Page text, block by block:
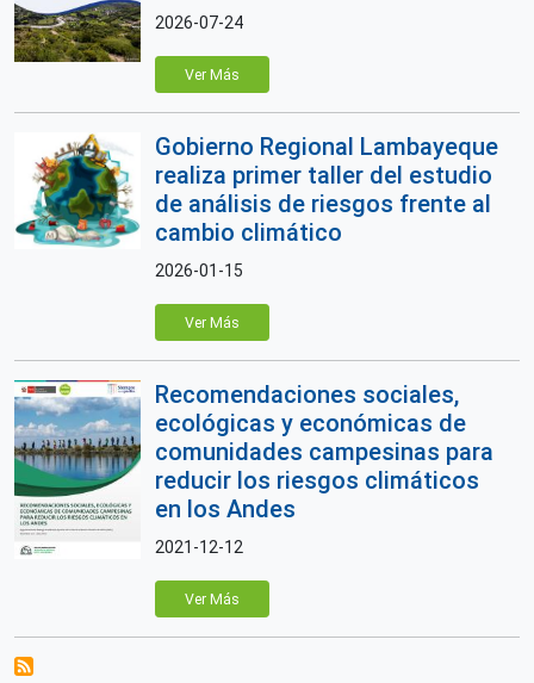
2026-07-24
Ver Más
Gobierno Regional Lambayeque
realiza primer taller del estudio
de análisis de riesgos frente al
cambio climático
2026-01-15
Ver Más
Recomendaciones sociales,
ecológicas y económicas de
comunidades campesinas para
reducir los riesgos climáticos
en los Andes
2021-12-12
Ver Más